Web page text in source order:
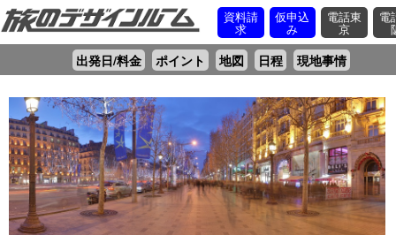
資料請
求
仮申込
み
電話東
京
電
出発日/料金 ポイント 地図 日程 現地事情